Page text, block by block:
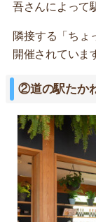
吾さんによって
隣接する「ちょ
開催されていま
②道の駅たか